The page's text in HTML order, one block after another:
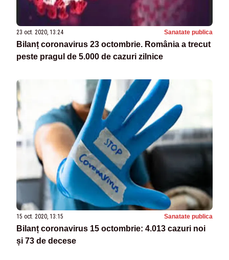
23 oct. 2020, 13:24 Sanatate publica
Bilanț coronavirus 23 octombrie. România a trecut
peste pragul de 5.000 de cazuri zilnice
15 oct. 2020, 13:15 Sanatate publica
Bilanț coronavirus 15 octombrie: 4.013 cazuri noi
și 73 de decese